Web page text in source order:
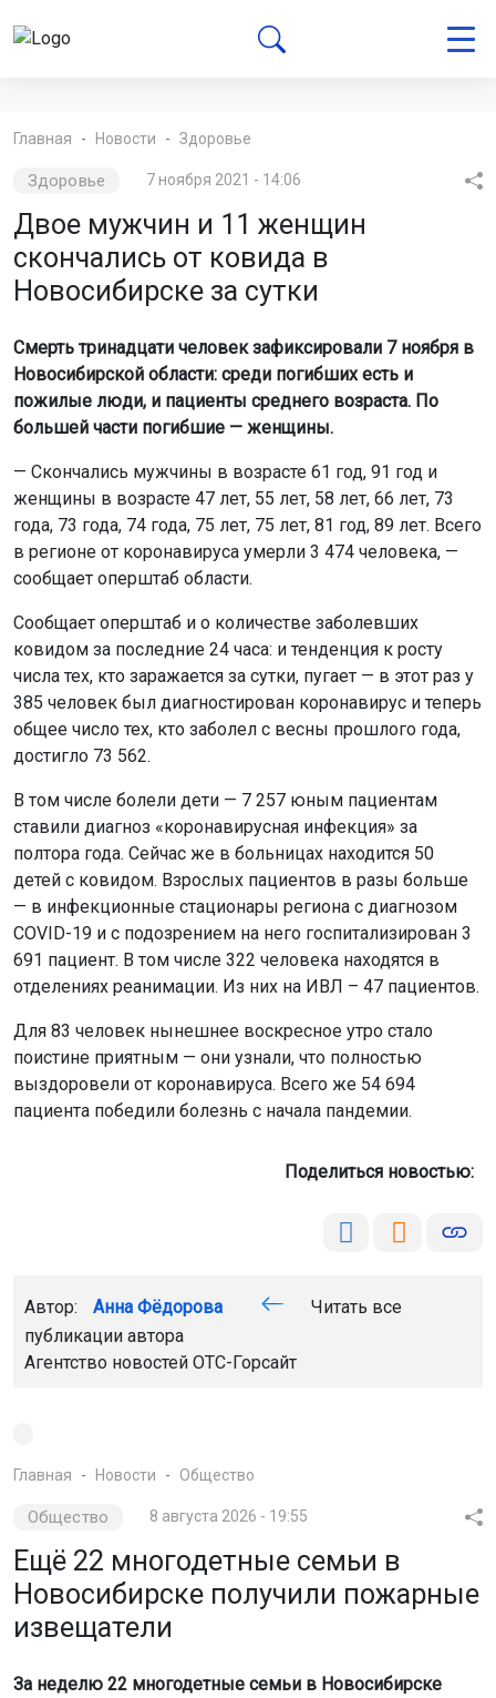
Главная Новости Здоровье
Здоровье 7 ноября 2021 - 14:06
Двое мужчин и 11 женщин
скончались от ковида в
Новосибирске за сутки
Смерть тринадцати человек зафиксировали 7 ноября в
Новосибирской области: среди погибших есть и
пожилые люди, и пациенты среднего возраста. По
большей части погибшие — женщины.
— Скончались мужчины в возрасте 61 год, 91 год и
женщины в возрасте 47 лет, 55 лет, 58 лет, 66 лет, 73
года, 73 года, 74 года, 75 лет, 75 лет, 81 год, 89 лет. Всего
в регионе от коронавируса умерли 3 474 человека, —
сообщает оперштаб области.
Сообщает оперштаб и о количестве заболевших
ковидом за последние 24 часа: и тенденция к росту
числа тех, кто заражается за сутки, пугает — в этот раз у
385 человек был диагностирован коронавирус и теперь
общее число тех, кто заболел с весны прошлого года,
достигло 73 562.
В том числе болели дети — 7 257 юным пациентам
ставили диагноз «коронавирусная инфекция» за
полтора года. Сейчас же в больницах находится 50
детей с ковидом. Взрослых пациентов в разы больше
— в инфекционные стационары региона с диагнозом
COVID-19 и с подозрением на него госпитализирован 3
691 пациент. В том числе 322 человека находятся в
отделениях реанимации. Из них на ИВЛ – 47 пациентов.
Для 83 человек нынешнее воскресное утро стало
поистине приятным — они узнали, что полностью
выздоровели от коронавируса. Всего же 54 694
пациента победили болезнь с начала пандемии.
Поделиться новостью:
Автор: Анна Фёдорова
Читать все
публикации автора
Агентство новостей ОТС-Горсайт
Главная Новости Общество
Общество 8 августа 2026 - 19:55
Ещё 22 многодетные семьи в
Новосибирске получили пожарные
извещатели
За неделю 22 многодетные семьи в Новосибирске